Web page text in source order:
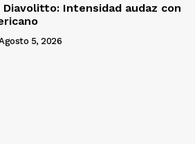
Intensidad audaz con
5, 2026